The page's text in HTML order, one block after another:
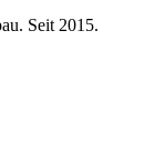
Seit 2015.